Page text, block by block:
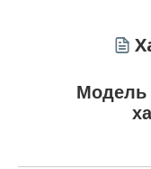
Модель